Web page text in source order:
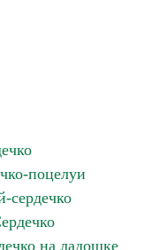
поцелуи
сердечко
на ладошке